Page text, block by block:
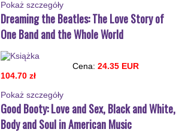
Pokaż szczegόły
Dreaming the Beatles: The Love Story of
One Band and the Whole World
Cena: 24.35 EUR
104.70 zł
Pokaż szczegόły
Good Booty: Love and Sex, Black and White,
Body and Soul in American Music